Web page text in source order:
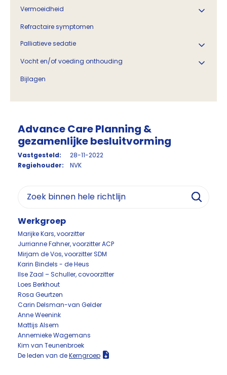
Vermoeidheid
Refractaire symptomen
Palliatieve sedatie
Vocht en/of voeding onthouding
Bijlagen
Advance Care Planning &
gezamenlijke besluitvorming
Vastgesteld:
28-11-2022
Regiehouder:
NVK
Werkgroep
Marijke Kars, voorzitter
Jurrianne Fahner, voorzitter ACP
Mirjam de Vos, voorzitter SDM
Karin Bindels - de Heus
Ilse Zaal – Schuller, covoorzitter
Loes Berkhout
Rosa Geurtzen
Carin Delsman-van Gelder
Anne Weenink
Mattijs Alsem
Annemieke Wagemans
Kim van Teunenbroek
De leden van deKerngroep